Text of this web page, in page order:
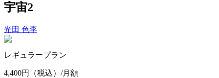
宇宙2
光田 色李
レギュラープラン
4,400円
（税込）/月額